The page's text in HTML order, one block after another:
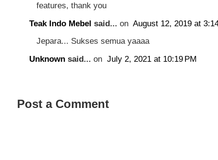
features, thank you
Teak Indo Mebel said... on August 12, 2019 at
Jepara... Sukses semua yaaaa
Unknown said... on July 2, 2021 at 10:19 PM
Post a Comment